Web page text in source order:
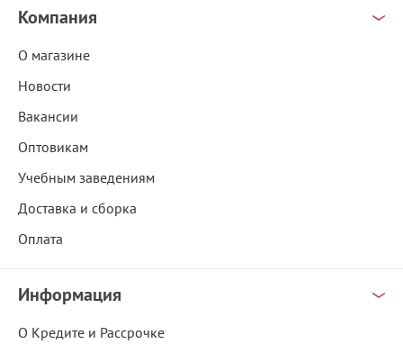
Компания
О магазине
Новости
Вакансии
Оптовикам
Учебным заведениям
Доставка и сборка
Оплата
Информация
О Кредите и Рассрочке